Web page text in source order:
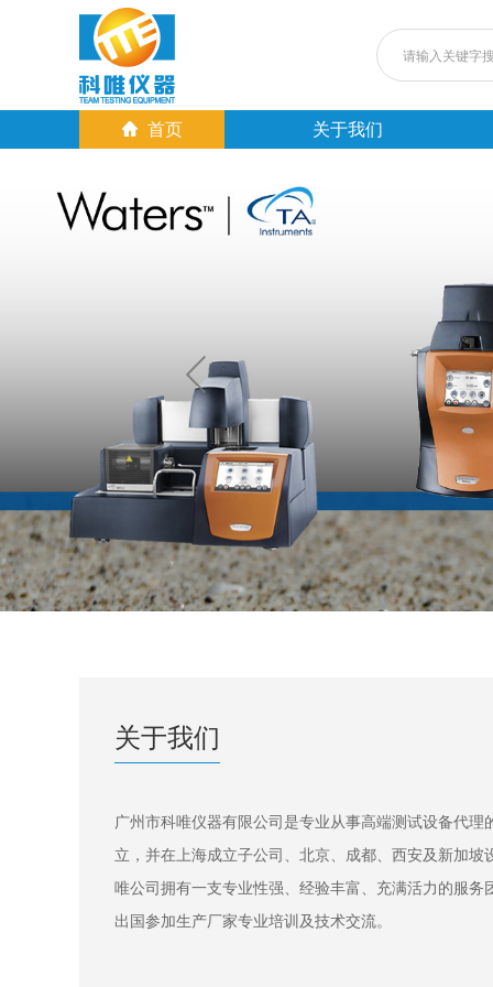
首页 关于我们
关于我们
广州市科唯仪器有限公司是专业从事高端测试设备代
立，并在上海成立子公司、北京、成都、西安及新加坡
唯公司拥有一支专业性强、经验丰富、充满活力的服务
出国参加生产厂家专业培训及技术交流。